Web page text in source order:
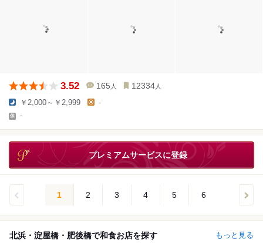
3.52 165 人 12334 人
￥2,000～￥2,999 -
-
プレミアムサービスに登録
1 2 3 4 5 6
北浜・淀屋橋・肥後橋で和食お店を探す もっと見る